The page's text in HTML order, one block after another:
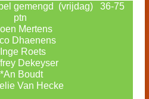
gemengd (vrijdag) 36-75
ptn
Mertens
Dhaenens
Roets
Dekeyser
*An Boudt
Van Hecke